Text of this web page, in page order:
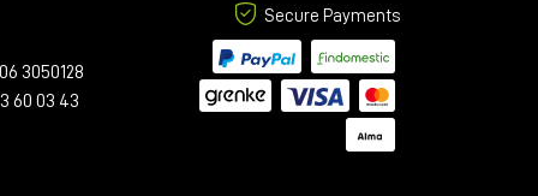
3050128
60 03 43
Secure Payments